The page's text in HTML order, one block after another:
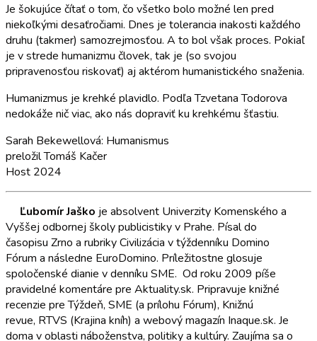
Je šokujúce čítať o tom, čo všetko bolo možné len pred
niekoľkými desaťročiami. Dnes je tolerancia inakosti každého
druhu (takmer) samozrejmosťou. A to bol však proces. Pokiaľ
je v strede humanizmu človek, tak je (so svojou
pripravenosťou riskovať) aj aktérom humanistického snaženia.
Humanizmus je krehké plavidlo. Podľa Tzvetana Todorova
nedokáže nič viac, ako nás dopraviť ku krehkému šťastiu.
Sarah Bekewellová: Humanismus
preložil Tomáš Kačer
Host 2024
Ľubomír Jaško je absolvent Univerzity Komenského a
Vyššej odbornej školy publicistiky v Prahe. Písal do
časopisu Zrno a rubriky Civilizácia v týždenníku Domino
Fórum a následne EuroDomino. Príležitostne glosuje
spoločenské dianie v denníku SME. Od roku 2009 píše
pravidelné komentáre pre Aktuality.sk. Pripravuje knižné
recenzie pre Týždeň, SME (a prílohu Fórum), Knižnú
revue, RTVS (Krajina kníh) a webový magazín Inaque.sk. Je
doma v oblasti náboženstva, politiky a kultúry. Zaujíma sa o